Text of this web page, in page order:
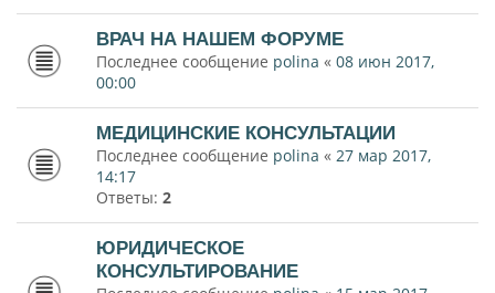
ВРАЧ НА НАШЕМ ФОРУМЕ
Последнее сообщение polina « 08 июн 2017,
00:00
МЕДИЦИНСКИЕ КОНСУЛЬТАЦИИ
Последнее сообщение polina « 27 мар 2017,
14:17
Ответы: 2
ЮРИДИЧЕСКОЕ
КОНСУЛЬТИРОВАНИЕ